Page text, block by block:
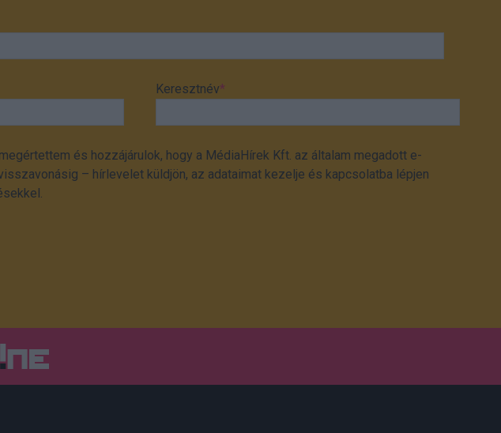
Keresztnév*
és hozzájárulok, hogy a MédiaHírek Kft. az általam megadott e-
– hírlevelet küldjön, az adataimat kezelje és kapcsolatba lépjen